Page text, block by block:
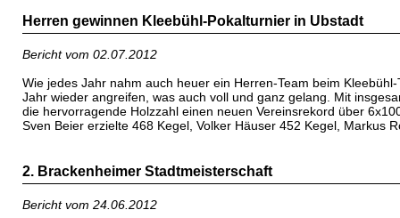
Herren gewinnen Kleebühl-Pokalturnier in Ubstadt
Bericht vom 02.07.2012
Wie jedes Jahr nahm auch heuer ein Herren-Team beim
Jahr wieder angreifen, was auch voll und ganz gelang. Mit
die hervorragende Holzzahl einen neuen Vereinsrekord über
Sven Beier erzielte 468 Kegel, Volker Häuser 452 Kegel, Markus
2. Brackenheimer Stadtmeisterschaft
Bericht vom 24.06.2012